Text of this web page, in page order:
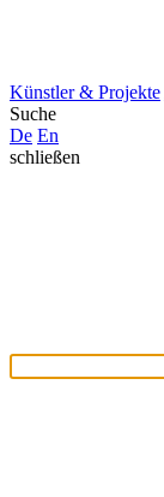
Künstler & Projekte
Suche
De En
schließen